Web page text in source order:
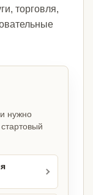
торговля,
нужно